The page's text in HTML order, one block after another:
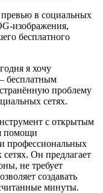
превью в социальных
изображения,
бесплатного
я хочу
бесплатным
проблему
сетях.
с открытым
помощи
профессиональных
Он предлагает
не требует
создавать
минуты.